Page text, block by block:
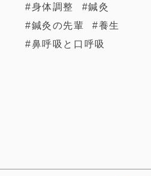
身体調整
鍼灸
鍼灸の先輩
養生
鼻呼吸と口呼吸